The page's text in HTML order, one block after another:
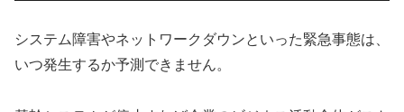
システム障害やネットワークダウンといった緊急事態は、
いつ発生するか予測できません。